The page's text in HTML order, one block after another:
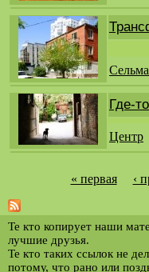
Где-
Центр
т
р
а
« первая ‹
Те кто копирует наши
лучшие друзья.
Те кто таких ссылок не
потому, что рано или